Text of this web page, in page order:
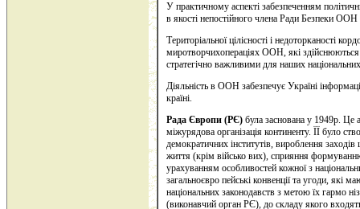
У практичному аспекті забезпеченням
в якості непостійного члена Ради Безпеки
Територіальної цілісності і недоторканості
миротворчихопераціях ООН, які здійснюються
стратегічно важливими для наших національних
Діяльність в ООН забезпечує Україні
країні.
Рада Європи (РЄ) була заснована у 1949р. Це
міжурядова організація континенту. ЇЇ було
демократичних інститутів, вироблення
життя (крім військо вих), сприяння формуванню
урахуванням особливостей кожної з
загальноєвро пейські конвенції та угоди, які
національних законодавств з метою їх гармо
(виконавчий орган РЄ), до складу якого